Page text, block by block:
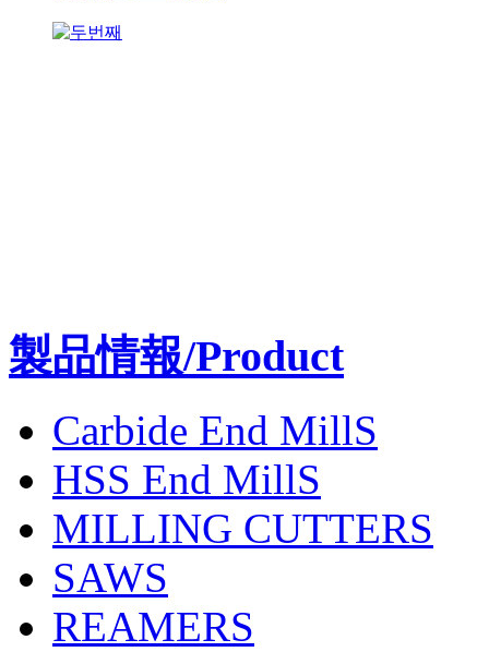
製品情報/Product
Carbide End MillS
HSS End MillS
MILLING CUTTERS
SAWS
REAMERS